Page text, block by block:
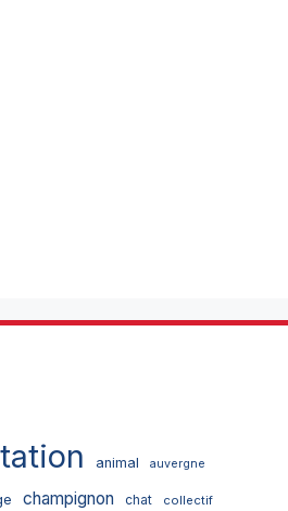
animal auvergne
champignon chat collectif